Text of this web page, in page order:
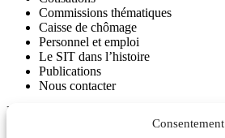
Consentement
Commissions thématiques
Caisse de chômage
Personnel et emploi
Le SIT dans l’histoire
Publications
Nous contacter
INFORMATIONS